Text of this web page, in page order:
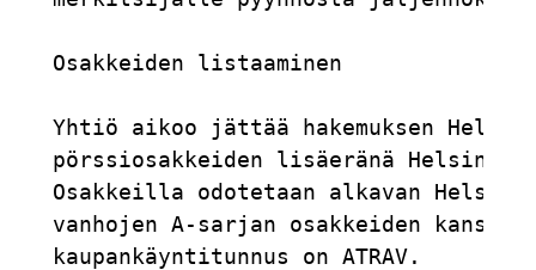
Osakkeiden listaaminen
Yhtiö aikoo jättää hakemuksen
pörssiosakkeiden lisäeränä
Osakkeilla odotetaan alkavan
vanhojen A-sarjan osakkeiden
kaupankäyntitunnus on ATRAV.